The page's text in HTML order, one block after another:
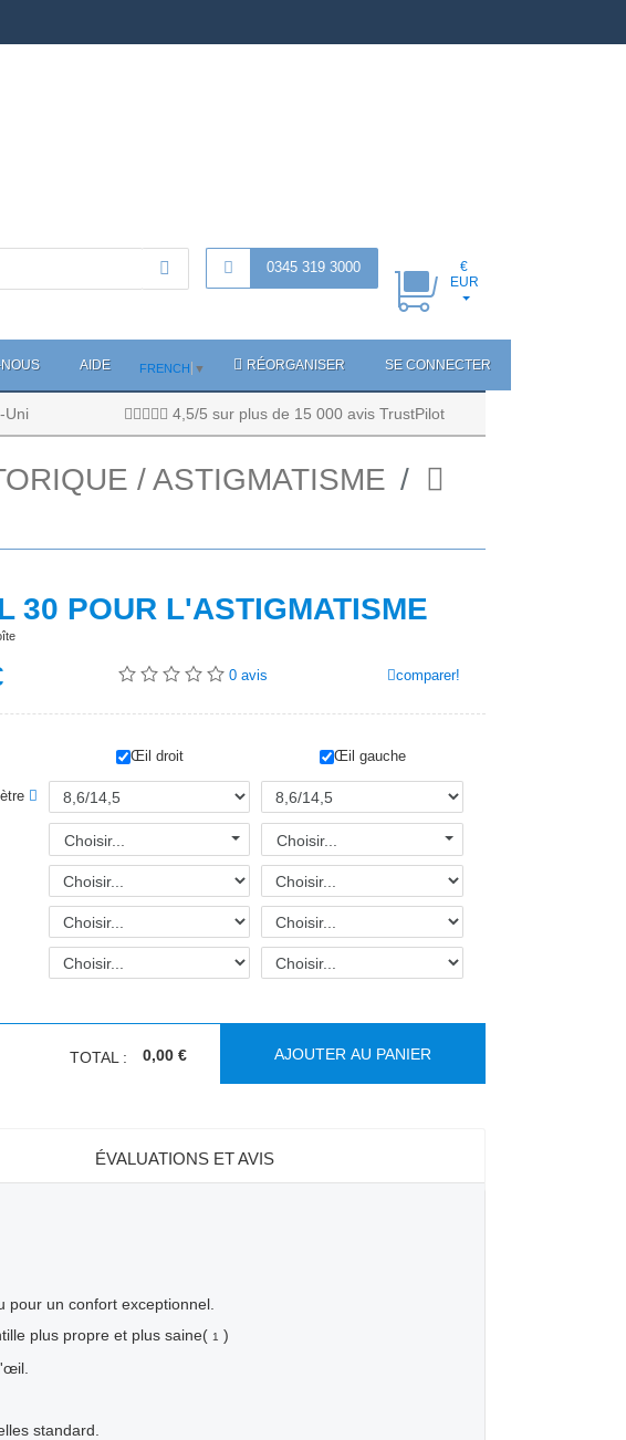
0345 319 3000
€
EUR
AIDE FRENCH ▼ RÉORGANISER SE CONNECTER
Uni 4,5/5 sur plus de 15 000 avis TrustPilot
/ ASTIGMATISME
30 POUR L'ASTIGMATISME
0avis comparer!
Œil droit Œil gauche
Choisir... Choisir...
TOTAL : 0,00 € AJOUTER AU PANIER
ÉVALUATIONS ET AVIS
un confort exceptionnel.
plus propre et plus saine( 1 )
standard.